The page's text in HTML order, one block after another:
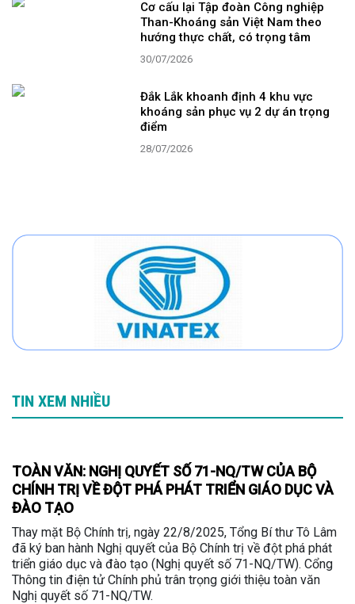
Cơ cấu lại Tập đoàn Công nghiệp
Than-Khoáng sản Việt Nam theo
hướng thực chất, có trọng tâm
30/07/2026
Đắk Lắk khoanh định 4 khu vực
khoáng sản phục vụ 2 dự án trọng
điểm
28/07/2026
TIN XEM NHIỀU
TOÀN VĂN: NGHỊ QUYẾT SỐ 71-NQ/TW CỦA BỘ
CHÍNH TRỊ VỀ ĐỘT PHÁ PHÁT TRIỂN GIÁO DỤC VÀ
ĐÀO TẠO
Thay mặt Bộ Chính trị, ngày 22/8/2025, Tổng Bí thư Tô Lâm
đã ký ban hành Nghị quyết của Bộ Chính trị về đột phá phát
triển giáo dục và đào tạo (Nghị quyết số 71-NQ/TW). Cổng
Thông tin điện tử Chính phủ trân trọng giới thiệu toàn văn
Nghị quyết số 71-NQ/TW.